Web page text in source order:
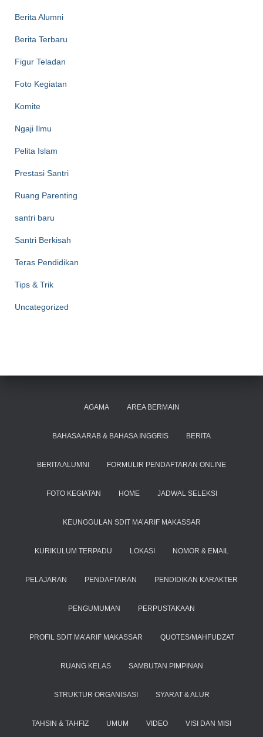
Berita Alumni
Berita Terbaru
Figur Teladan
Foto Kegiatan
Komite
Ngaji Ilmu
Pelita Islam
Prestasi Santri
Ruang Parenting
santri baru
Santri Berkisah
Teras Pendidikan
Tips & Trik
Uncategorized
AGAMA AREA BERMAIN
BAHASA ARAB & BAHASA INGGRIS BERITA
BERITA ALUMNI FORMULIR PENDAFTARAN ONLINE
FOTO KEGIATAN HOME JADWAL SELEKSI
KEUNGGULAN SDIT MA’ARIF MAKASSAR
KURIKULUM TERPADU LOKASI NOMOR & EMAIL
PELAJARAN PENDAFTARAN PENDIDIKAN KARAKTER
PENGUMUMAN PERPUSTAKAAN
PROFIL SDIT MA’ARIF MAKASSAR QUOTES/MAHFUDZAT
RUANG KELAS SAMBUTAN PIMPINAN
STRUKTUR ORGANISASI SYARAT & ALUR
TAHSIN & TAHFIZ UMUM VIDEO VISI DAN MISI